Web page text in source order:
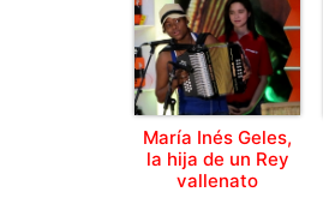
María Inés Geles,
la hija de un Rey
vallenato